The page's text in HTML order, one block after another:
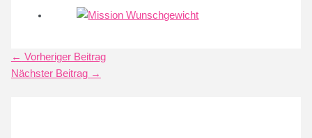
Post
navigation
← Vorheriger Beitrag
Nächster Beitrag →